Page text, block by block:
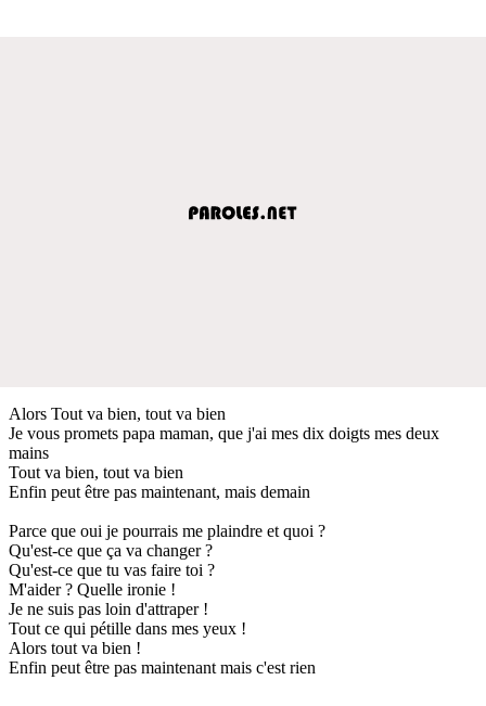
Alors Tout va bien, tout va bien
Je vous promets papa maman, que j'ai mes dix doigts mes deux
mains
Tout va bien, tout va bien
Enfin peut être pas maintenant, mais demain
Parce que oui je pourrais me plaindre et quoi ?
Qu'est-ce que ça va changer ?
Qu'est-ce que tu vas faire toi ?
M'aider ? Quelle ironie !
Je ne suis pas loin d'attraper !
Tout ce qui pétille dans mes yeux !
Alors tout va bien !
Enfin peut être pas maintenant mais c'est rien